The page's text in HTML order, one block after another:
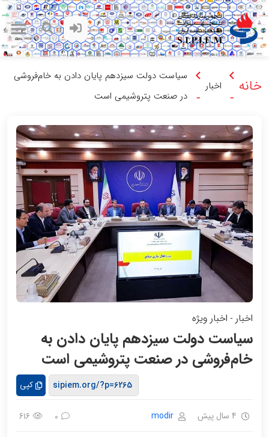
خانه -
اخبار
-
سیاست دولت سیزدهم پایان دادن به خام‌فروشی‌
در صنعت پتروشیمی است
اخبار - اخبار ویژه
سیاست دولت سیزدهم پایان دادن به
خام‌فروشی‌ در صنعت پتروشیمی است
کپی
4 سال پیش modir
0
616